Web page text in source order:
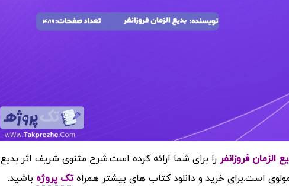
را برای شما ارائه کرده است.شرح مثنوی شریف اثر بدیع
مولوی است.برای خرید و دانلود کتاب های بیشتر همراهتک پروژه باشید.